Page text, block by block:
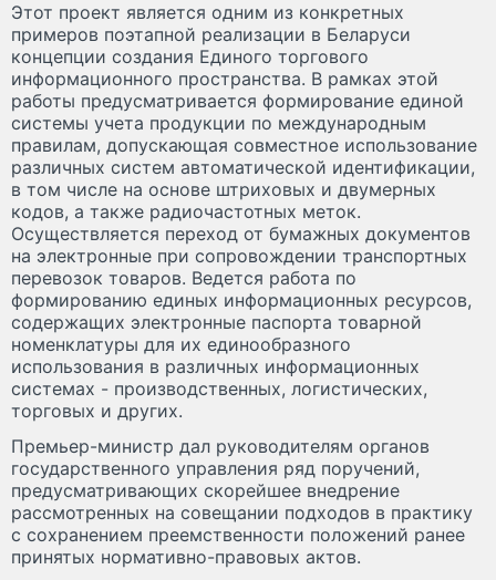
Этот проект является одним из конкретных
примеров поэтапной реализации в Беларуси
концепции создания Единого торгового
информационного пространства. В рамках этой
работы предусматривается формирование единой
системы учета продукции по международным
правилам, допускающая совместное использование
различных систем автоматической идентификации,
в том числе на основе штриховых и двумерных
кодов, а также радиочастотных меток.
Осуществляется переход от бумажных документов
на электронные при сопровождении транспортных
перевозок товаров. Ведется работа по
формированию единых информационных ресурсов,
содержащих электронные паспорта товарной
номенклатуры для их единообразного
использования в различных информационных
системах - производственных, логистических,
торговых и других.
Премьер-министр дал руководителям органов
государственного управления ряд поручений,
предусматривающих скорейшее внедрение
рассмотренных на совещании подходов в практику
с сохранением преемственности положений ранее
принятых нормативно-правовых актов.